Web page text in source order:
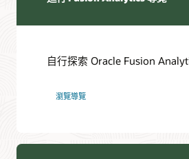
自行探索 Oracle Fusion
瀏覽導覽